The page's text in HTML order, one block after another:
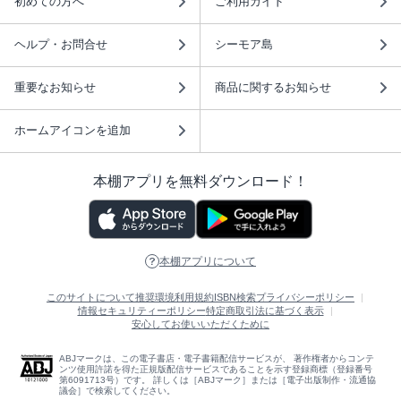
ヘルプ・お問合せ シーモア島
重要なお知らせ 商品に関するお知らせ
ホームアイコンを追加
本棚アプリを無料ダウンロード！
本棚アプリについて
このサイトについて推奨環境利用規約 ISBN検索プライバシーポリシー
情報セキュリティーポリシー特定商取引法に基づく表示
安心してお使いいただくために
ABJマークは、この電子書店・電子書籍配信サービスが、 著作権者からコンテ
ンツ使用許諾を得た正規版配信サービスであることを示す登録商標（登録番号
第6091713号）です。 詳しくは［ABJマーク］または［電子出版制作・流通協
議会］で検索してください。